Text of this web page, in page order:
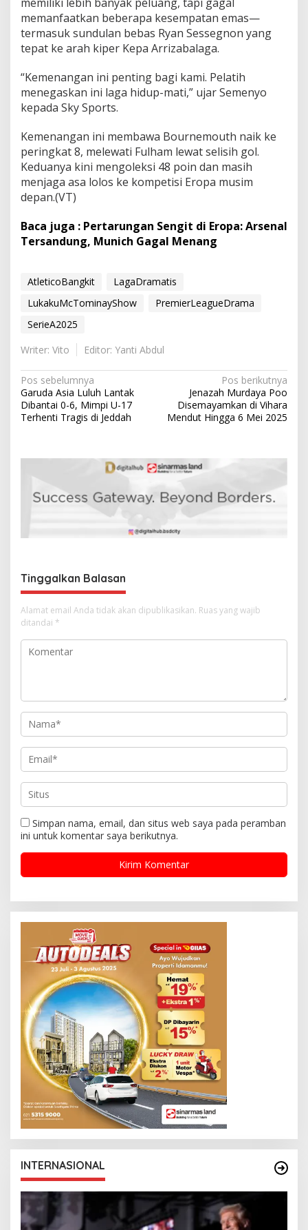
memanfaatkan beberapa kesempatan emas—
termasuk sundulan bebas Ryan Sessegnon yang
tepat ke arah kiper Kepa Arrizabalaga.
“Kemenangan ini penting bagi kami. Pelatih
menegaskan ini laga hidup-mati,” ujar Semenyo
kepada Sky Sports.
Kemenangan ini membawa Bournemouth naik ke
peringkat 8, melewati Fulham lewat selisih gol.
Keduanya kini mengoleksi 48 poin dan masih
menjaga asa lolos ke kompetisi Eropa musim
depan.(VT)
Baca juga : Pertarungan Sengit di Eropa: Arsenal
Tersandung, Munich Gagal Menang
AtleticoBangkit
LagaDramatis
LukakuMcTominayShow
PremierLeagueDrama
SerieA2025
Writer: Vito
Editor: Yanti Abdul
N
a
v
g
p
s
Pos sebelumnya
Garuda Asia Luluh Lantak
Dibantai 0-6, Mimpi U-17
Terhenti Tragis di Jeddah
Pos berikutnya
Jenazah Murdaya Poo
Disemayamkan di Vihara
Mendut Hingga 6 Mei 2025
Tinggalkan Balasan
Alamat email Anda tidak akan dipublikasikan. Ruas yang wajib
ditandai *
Simpan nama, email, dan situs web saya pada peramban
ini untuk komentar saya berikutnya.
INTERNASIONAL